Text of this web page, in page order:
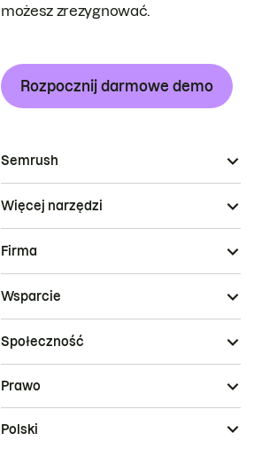
możesz zrezygnować.
Rozpocznij darmowe demo
Semrush
Więcej narzędzi
Firma
Wsparcie
Społeczność
Prawo
Polski